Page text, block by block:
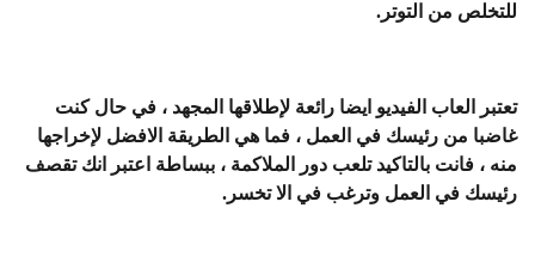
للتخلص من التوتر.
تعتبر العاب الفيديو ايضا رائعة لإطلاقها المجهد ، في حال كنت
غاضبا من رئيسك في العمل ، فما هي الطريقة الافضل لإخراجها
منه ، فانت بالتاكيد تلعب دور الملاكمة ، ببساطة اعتبر انك تقصف
رئيسك في العمل وترغب في الا تخسر.